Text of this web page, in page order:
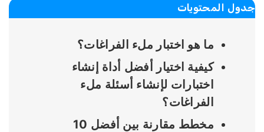
المحتويات
ما هو اختبار ملء الفراغات؟
كيفية اختيار أفضل أداة إنشاء
اختبارات لإنشاء أسئلة ملء
الفراغات؟
مخطط مقارنة بين أفضل 10